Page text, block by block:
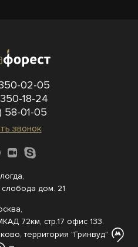
02-05
18-24
58-01-05
звонок
дом. 21
72км, стр.17 офис 133.
территория "Гринвуд"